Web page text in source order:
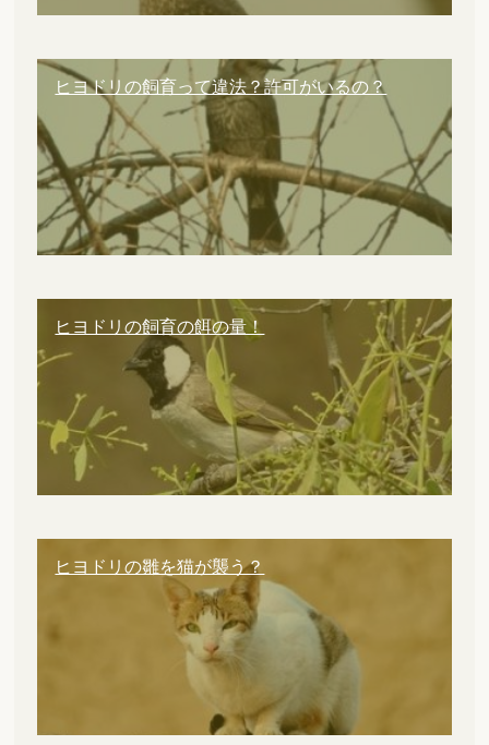
ヒヨドリの飼育って違法？許可がいるの？
ヒヨドリの飼育の餌の量！
ヒヨドリの雛を猫が襲う？